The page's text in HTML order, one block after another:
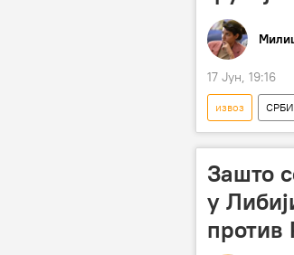
17 Јун, 19:16
извоз
увоз
Зашто
у
против